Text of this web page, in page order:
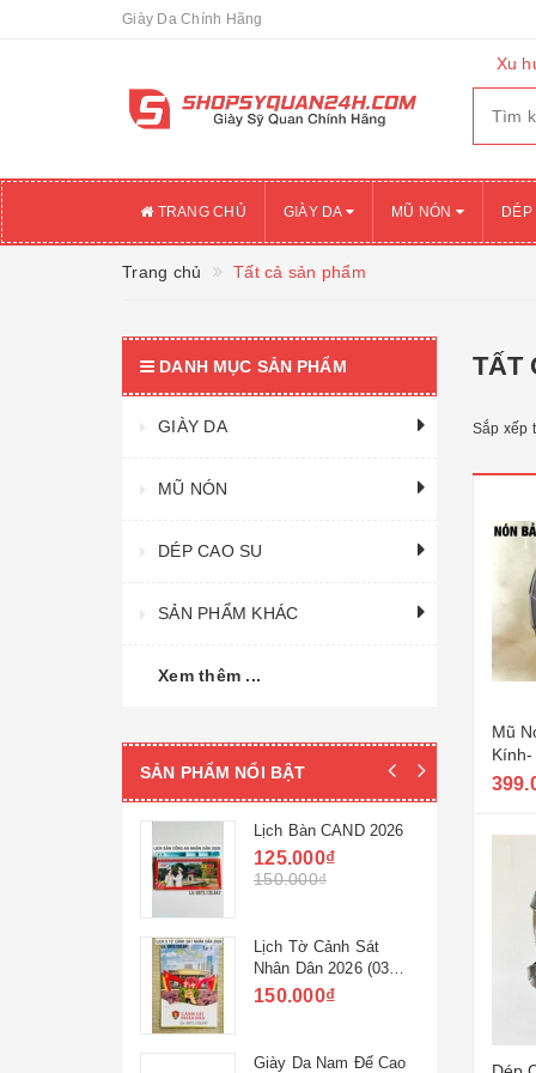
Giày Da Chính Hãng
Xu
TRANG CHỦ GIÀY DA MŨ NÓN DÉP
Trang chủ Tất cả sản phẩm
TẤT
Sắp xếp
Mũ
DANH MỤC SẢN PHẨM
GIÀY DA
MŨ NÓN
DÉP CAO SU
SẢN PHẨM KHÁC
Xem thêm ...
SẢN PHẨM NỔI BẬT
Lịch Bàn CAND 2026
125.000₫
150.000₫
Lịch Tờ Cảnh Sát
Nhân Dân 2026 (03
cuốn)
150.000₫
Giày Da Nam Đế Cao